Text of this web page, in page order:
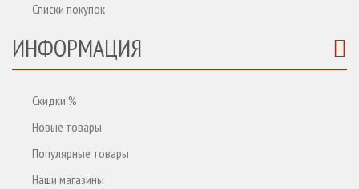
Списки покупок
ИНФОРМАЦИЯ
Скидки %
Новые товары
Популярные товары
Наши магазины